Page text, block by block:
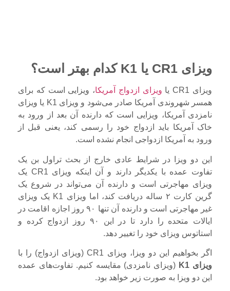
ویزای CR1 یا K1 کدام بهتر است؟
ویزای CR1 یا ویزای ازدواج آمریکا، ویزایی است که برای
همسر شهروندی آمریکا صادر می‌شود و ویزای K1 یا ویزای
نامزدی آمریکا، ویزایی است که دارنده آن بعد از ورود به
خاک آمریکا باید ازدواج خود را رسمی کند، یعنی قبل از
ورود به آمریکا ازدواجی انجام نشده است.
این دو ویزا در شرایط عادی خارج از بحث تراول بن یک
تفاوت عمده با یکدیگر دارند و آن اینکه ویزای CR1 یک
ویزای مهاجرتی است و دارنده آن می‌تواند در شروع یک
گرین کارت ۲ ساله دریافت کند، اما ویزای K1 یک ویزای
غیر مهاجرتی است و دارنده آن تنها ۹۰ روز اجازه اقامت در
ایالات متحده را دارد تا در این ۹۰ روز ازدواج کرده و
استاتوس ویزای خود را تغییر دهد.
اگر بخواهیم این دو ویزا، ویزای CR1 (ویزای ازدواج) را با
ویزای K1
(ویزای نامزدی) مقایسه کنیم. تفاوت‌های عمده
این دو ویزا به صورت زیر خواهد بود.